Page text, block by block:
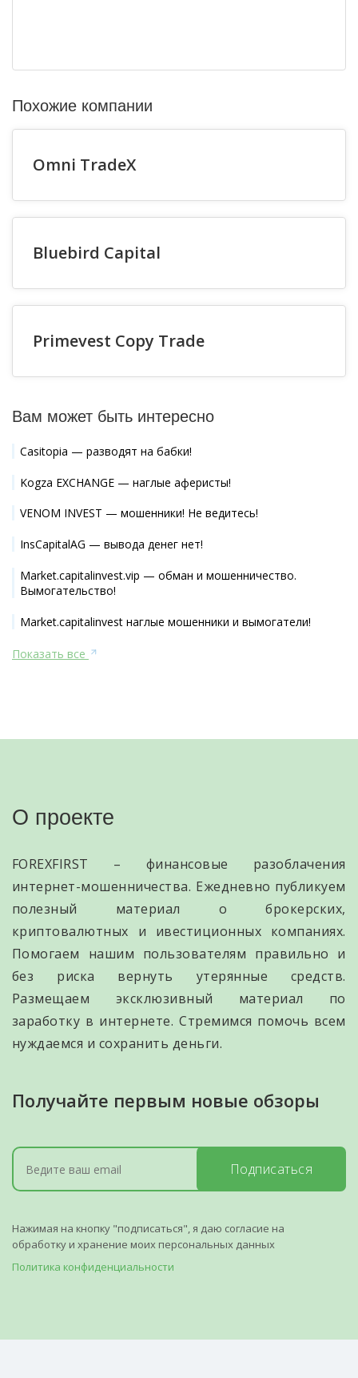
Похожие компании
Omni TradeX
Bluebird Capital
Primevest Copy Trade
Вам может быть интересно
Casitopia — разводят на бабки!
Kogza EXCHANGE — наглые аферисты!
VENOM INVEST — мошенники! Не ведитесь!
InsCapitalAG — вывода денег нет!
Market.capitalinvest.vip — обман и мошенничество.
Вымогательство!
Market.capitalinvest наглые мошенники и вымогатели!
Показать все
О проекте
FOREXFIRST – финансовые разоблачения
интернет-мошенничества. Ежедневно публикуем
полезный материал о брокерских,
криптовалютных и ивестиционных компаниях.
Помогаем нашим пользователям правильно и
без риска вернуть утерянные средств.
Размещаем эксклюзивный материал по
заработку в интернете. Стремимся помочь всем
нуждаемся и сохранить деньги.
Получайте первым новые обзоры
Подписаться
Нажимая на кнопку "подписаться", я даю согласие на
обработку и хранение моих персональных данных
Политика конфиденциальности